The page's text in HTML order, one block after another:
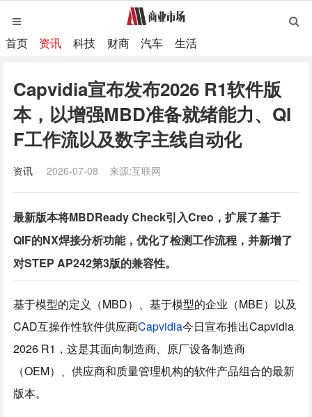
首页 资讯 科技 财商 汽车 生活
Capvidia宣布发布2026 R1软件版
本，以增强MBD准备就绪能力、QI
F工作流以及数字主线自动化
资讯 2026-07-08 来源:互联网
最新版本将MBDReady Check引入Creo，扩展了基于
QIF的NX焊接分析功能，优化了检测工作流程，并新增了
对STEP AP242第3版的兼容性。
基于模型的定义（MBD）、基于模型的企业（MBE）以及
CAD互操作性软件供应商Capvidia今日宣布推出Capvidia
2026 R1，这是其面向制造商、原厂设备制造商
（OEM）、供应商和质量管理机构的软件产品组合的最新
版本。